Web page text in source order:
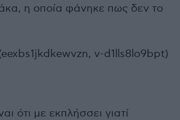
η οποία φάνηκε πως δεν το
v-d1lls8lo9bpt)
ότι με εκπλήσσει γιατί